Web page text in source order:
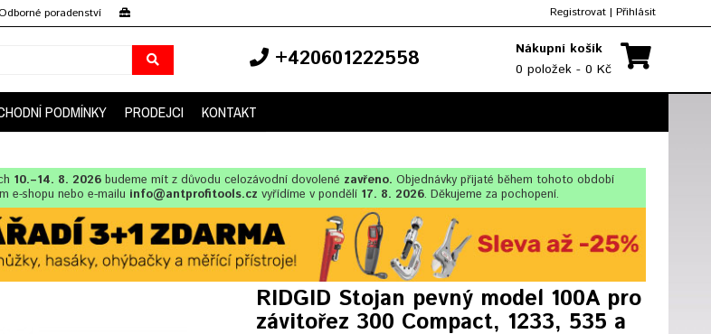
poradenství
Registrovat | Přihlásit
+420601222558
Nákupní košík
0 položek - 0 Kč
PODMÍNKY PRODEJCI KONTAKT
10.–14. 8. 2026 budeme mít z důvodu celozávodní dovolené zavřeno.Objednávky přijaté během tohoto období
e-shopu nebo e-mailu info@antprofitools.cz vyřídíme v pondělí 17. 8. 2026. Děkujeme za pochopení.
RIDGID Stojan pevný model 100A pro
závitořez 300 Compact, 1233, 535 a